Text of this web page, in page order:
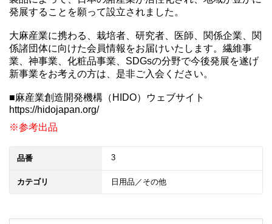
発展することを願って設立されました。
大麻産業に携わる、栽培者、研究者、医師、関係企業、関
係諸団体に向けた会員情報をお届けいたします。繊維事
業、神事業、化粧品事業、SDGsの分野で今後発展を遂げ
新事業をお考えの方は、是非ご入会ください。
■麻産業創造開発機構（HIDO）ウェブサイト
※参考出品
品番 3
カテゴリ 日用品／その他